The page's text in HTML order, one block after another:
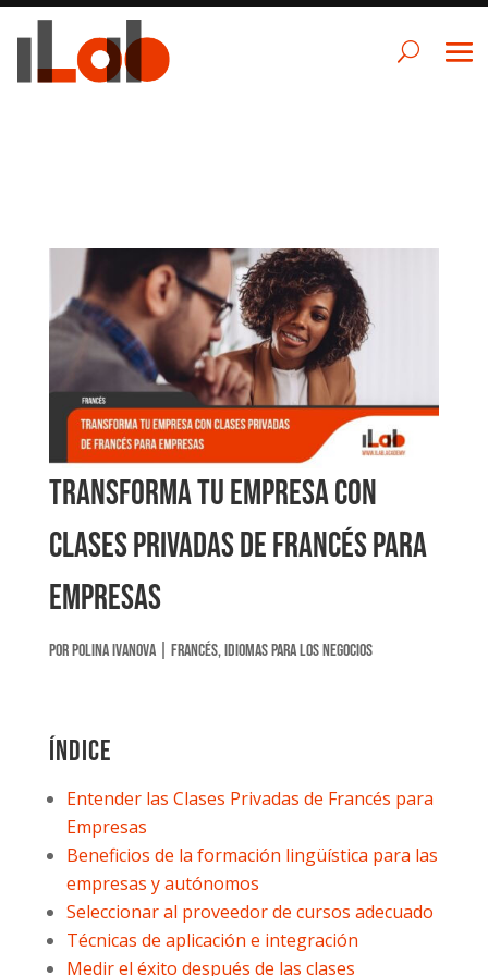
Transforma tu empresa con
clases privadas de francés para
empresas
porPolina Ivanova| Francés,Idiomas para los negocios
Índice
Entender las Clases Privadas de Francés para
Empresas
Beneficios de la formación lingüística para las
empresas y autónomos
Seleccionar al proveedor de cursos adecuado
Técnicas de aplicación e integración
Medir el éxito después de las clases